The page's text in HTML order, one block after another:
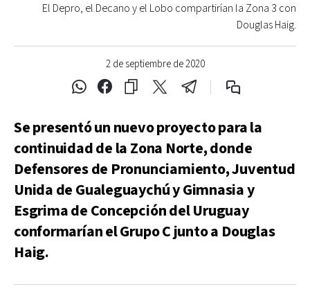
2 de septiembre de 2020
El Depro, el Decano y el Lobo compartirían la Zona 3 con
Douglas Haig.
Se presentó un nuevo proyecto para la
continuidad de la Zona Norte, donde
Defensores de Pronunciamiento, Juventud
Unida de Gualeguaychú y Gimnasia y
Esgrima de Concepción del Uruguay
conformarían el Grupo C junto a Douglas
Haig.